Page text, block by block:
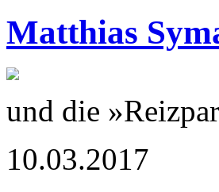
Matthias
und die
10.03.2017